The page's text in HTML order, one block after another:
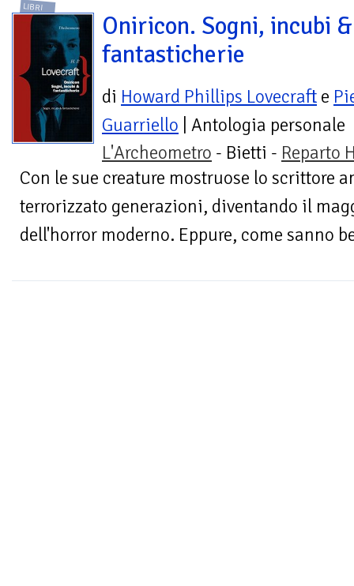
LIBRI
Oniricon. Sogni, incubi &
fantasticherie
di Howard Phillips Lovecraft e
Guarriello | Antologia personale
L'Archeometro - Bietti - Reparto
Con le sue creature mostruose lo scrittore
terrorizzato generazioni, diventando il
dell'horror moderno. Eppure, come sanno